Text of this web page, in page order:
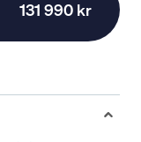
131 990 kr